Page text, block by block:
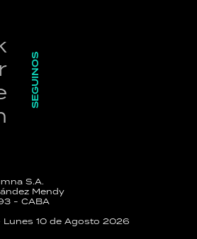
SEGUINOS
S.A.
Mendy
- CABA
Lunes 10 de Agosto 2026